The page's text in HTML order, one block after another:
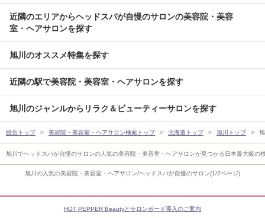
旭川の人気の美容院・美容室・ヘアサロン/ヘッドスパが自慢のサロン(1/2ページ)
近隣のエリアからヘッドスパが自慢のサロンの美容院・美容
室・ヘアサロンを探す
旭川のオススメ特集を探す
近隣の駅で美容院・美容室・ヘアサロンを探す
旭川のジャンルからリラク＆ビューティーサロンを探す
総合トップ 美容院・美容室・ヘアサロン検索トップ 北海道トップ 旭川トップ
旭川でヘッドスパが自慢のサロンの人気の美容院・美容室・ヘアサロンが見つかる日本最大級
HOT PEPPER Beautyとサロンボード導入のご案内